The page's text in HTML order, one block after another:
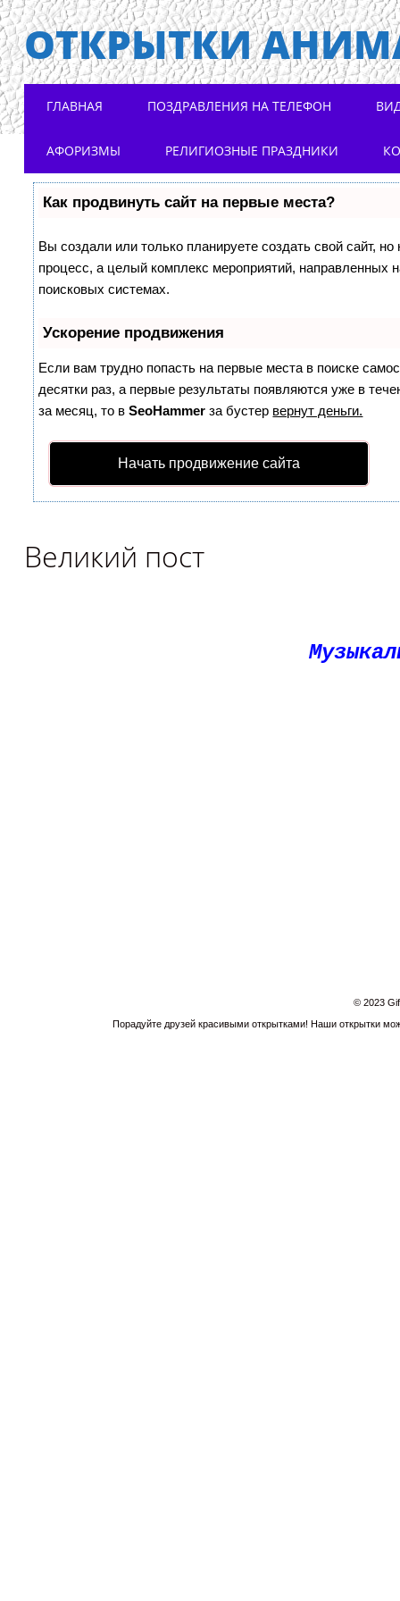
ОТКРЫТКИ
Main menu
ГЛАВНАЯ ПОЗДРАВЛЕНИЯ НА ТЕЛЕФОН
АФОРИЗМЫ РЕЛИГИОЗНЫЕ ПРАЗДНИКИ
Как продвинуть сайт на первые места?
Вы создали или только планируете создать свой сайт,
процесс, а целый комплекс мероприятий, направленных
поисковых системах.
Ускорение продвижения
Если вам трудно попасть на первые места в поиске
десятки раз, а первые результаты появляются уже в
за месяц, то вSeoHammer за бустер вернут деньги.
Начать продвижение сайта
Великий пост
© 2023
Порадуйте друзей красивыми открытками! Наши открытки